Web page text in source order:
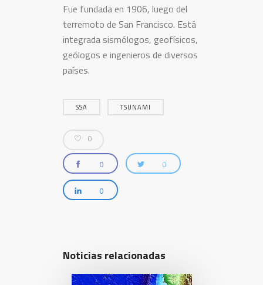
Fue fundada en 1906, luego del
terremoto de San Francisco. Está
integrada sismólogos, geofísicos,
geólogos e ingenieros de diversos
países.
SSA TSUNAMI
0
0 0
0
Noticias relacionadas